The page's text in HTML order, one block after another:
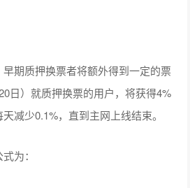
期质押换票者将额外得到一定的票
日）就质押换票的用户，将获得4%
减少0.1%，直到主网上线结束。
为：